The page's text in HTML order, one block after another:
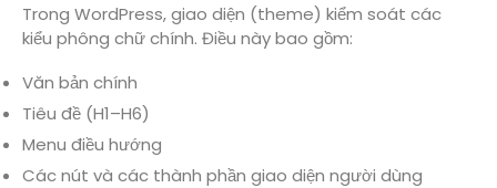
Trong WordPress, giao diện (theme) kiểm soát các
kiểu phông chữ chính. Điều này bao gồm:
Văn bản chính
Tiêu đề (H1–H6)
Menu điều hướng
Các nút và các thành phần giao diện người dùng